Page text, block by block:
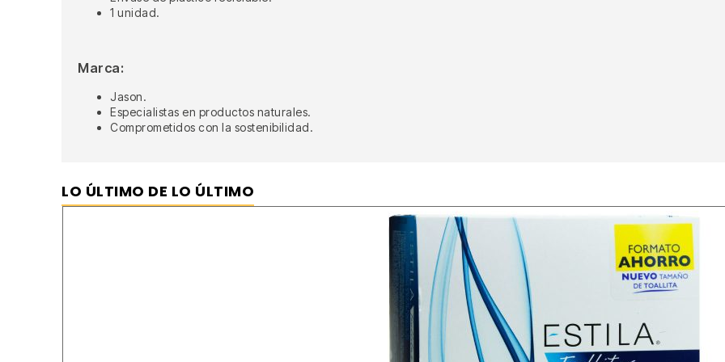
1 unidad.
Marca:
Jason.
Especialistas en productos naturales.
Comprometidos con la sostenibilidad.
LO ÚLTIMO DE LO ÚLTIMO